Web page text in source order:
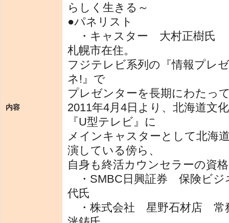
内容
らしく生きる～
●パネリスト
・キャスター 大村正樹氏
札幌市在住。
フジテレビ系列の『情報プレ
ネ!』で
プレゼンターを長期にわたっ
2011年4月4日より、北海道文
『U型テレビ』に
メインキャスターとして北海
演している傍ら、
自身も終活カウンセラーの資
・SMBC日興証券 保険ビ
代氏
・株式会社 星野石材店 常